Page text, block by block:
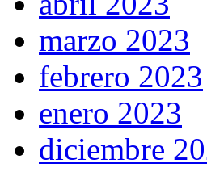
marzo 2023
febrero 2023
enero 2023
diciembre